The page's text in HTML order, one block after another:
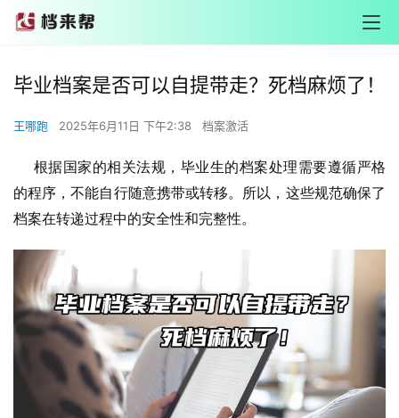
毕业档案是否可以自提带走？死档麻烦了！
王哪跑 2025年6月11日 下午2:38 档案激活
根据国家的相关法规，毕业生的档案处理需要遵循严格
的程序，不能自行随意携带或转移。所以，这些规范确保了
档案在转递过程中的安全性和完整性。